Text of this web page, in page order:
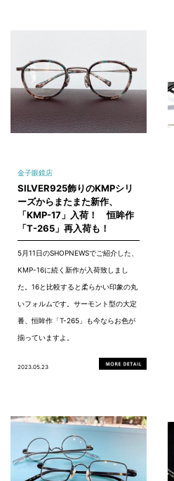
金子眼鏡店
SILVER925飾りのKMPシリ
ーズからまたまた新作、
「KMP-17」入荷！ 恒眸作
「T-265」再入荷も！
5月11日のSHOPNEWSでご紹介した、
KMP-16に続く新作が入荷致しまし
た。16と比較すると柔らかい印象の丸
いフォルムです。サーモント型の大定
番、恒眸作「T-265」も今ならお色が
揃っていますよ。
2023.05.23